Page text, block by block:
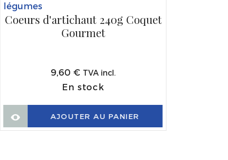
légumes
Coeurs d'artichaut 240g Coquet
Gourmet
9,60 € TVA incl.
En stock
AJOUTER AU PANIER